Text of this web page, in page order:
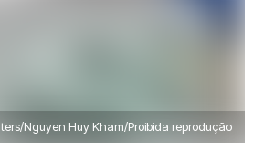
Nguyen Huy Kham/Proibida reprodução